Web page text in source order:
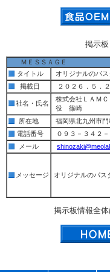
掲示板
ＭＥＳＳＡＧＥ
タイトル
オリジナルのパ
掲載日
２０２６．５．２
社名・氏名
株式会社ＬＡＭ
役 篠崎
所在地
福岡県北九州市
電話番号
０９３－３４２
メール
メッセージ オリジナルのパス
掲示板情報全体